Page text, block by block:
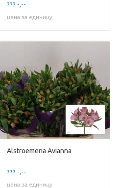
??? -,--
цена за единицу
Alstroemeria Avianna
??? -,--
цена за единицу